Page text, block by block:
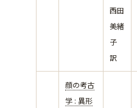
西田
美緒
子
訳
顔の考古
学 : 異形